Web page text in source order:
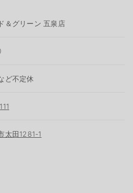
＆グリーン 五泉店
ど不定休
太田1281-1